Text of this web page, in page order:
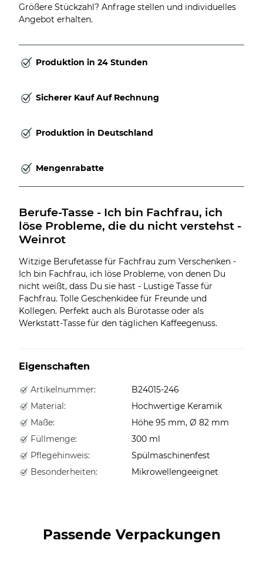
Größere Stückzahl? Anfrage stellen und individuelles
Angebot erhalten.
Produktion in 24 Stunden
Sicherer Kauf Auf Rechnung
Produktion in Deutschland
Mengenrabatte
Berufe-Tasse - Ich bin Fachfrau, ich
löse Probleme, die du nicht verstehst -
Weinrot
Witzige Berufetasse für Fachfrau zum Verschenken -
Ich bin Fachfrau, ich löse Probleme, von denen Du
nicht weißt, dass Du sie hast - Lustige Tasse für
Fachfrau. Tolle Geschenkidee für Freunde und
Kollegen. Perfekt auch als Bürotasse oder als
Werkstatt-Tasse für den täglichen Kaffeegenuss.
Eigenschaften
Artikelnummer:
B24015-246
Material:
Hochwertige Keramik
Maße:
Höhe 95 mm, Ø 82 mm
Füllmenge:
300 ml
Pflegehinweis:
Spülmaschinenfest
Besonderheiten:
Mikrowellengeeignet
Passende Verpackungen